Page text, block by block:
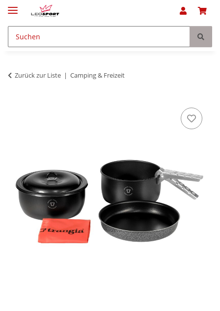
Zurück zur Liste Camping & Freizeit